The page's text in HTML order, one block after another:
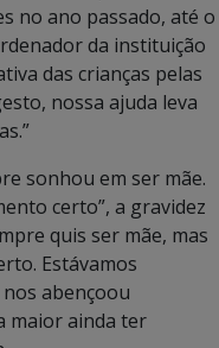
no ano passado, até o
da instituição
das crianças pelas
nossa ajuda leva
sonhou em ser mãe.
certo”, a gravidez
quis ser mãe, mas
Estávamos
abençoou
maior ainda ter